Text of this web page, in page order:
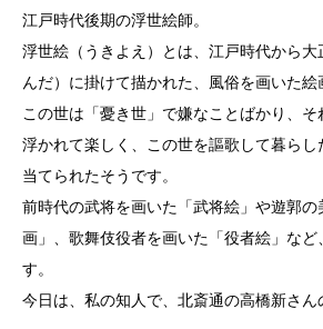
江戸時代後期の浮世絵師。
浮世絵（うきよえ）とは、江戸時代から大
んだ）に掛けて描かれた、風俗を画いた絵
この世は「憂き世」で嫌なことばかり、そ
浮かれて楽しく、この世を謳歌して暮ら
当てられたそうです。
前時代の武将を画いた「武将絵」や遊郭の
画」、歌舞伎役者を画いた「役者絵」など
す。
今日は、私の知人で、北斎通の高橋新さん